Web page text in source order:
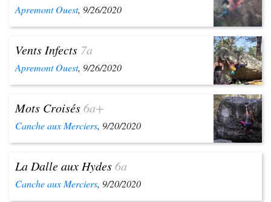
Apremont Ouest, 9/26/2020
Vents Infects 7a
Apremont Ouest, 9/26/2020
Mots Croisés6a+
Canche aux Merciers, 9/20/2020
La Dalle aux Hydes6a
Canche aux Merciers, 9/20/2020